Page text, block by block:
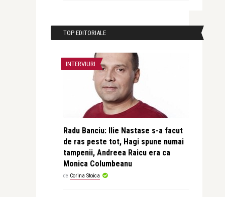
TOP EDITORIALE
INTERVIURI
Radu Banciu: Ilie Nastase s-a facut
de ras peste tot, Hagi spune numai
tampenii, Andreea Raicu era ca
Monica Columbeanu
de Corina Stoica